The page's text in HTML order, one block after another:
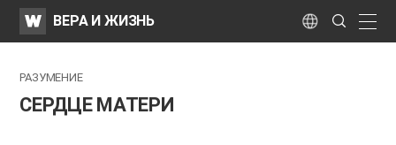
WATVВЕРА И ЖИЗНЬ Language
Search
Submit
РАЗУМЕНИЕ
СЕРДЦЕ МАТЕРИ